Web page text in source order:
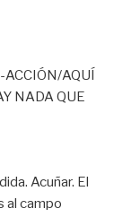
AQUÍ
NADA QUE
Acuñar. El
al campo